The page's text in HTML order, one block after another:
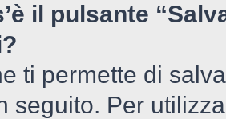
il pulsante
ti permette di
seguito. Per